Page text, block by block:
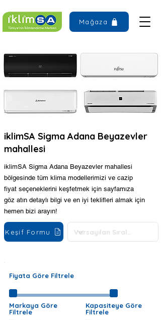
Mağaza
iklimSA Sigma Adana Beyazevler
mahallesi
iklimSA Sigma Adana Beyazevler mahallesi
bölgesinde tüm klima modellerimizi ve cazip
fiyat seçeneklerini keşfetmek için sayfamıza
göz atın detaylı bilgi ve en iyi teklifleri almak için
hemen bizi arayın!
Keşif Formu
Fiyata Göre Filtrele
Markaya Göre
Filtrele
Kapasiteye Göre
Filtrele